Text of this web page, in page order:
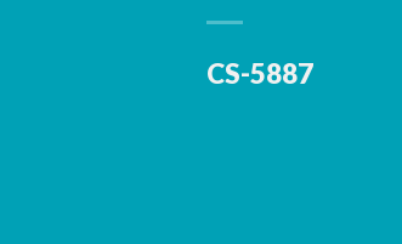
CS-5887